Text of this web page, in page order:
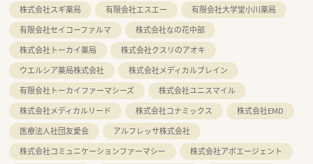
株式会社スギ薬局
有限会社エスエー
有限会社大学堂小川薬局
有限会社セイコーファルマ
株式会社なの花中部
株式会社トーカイ薬局
株式会社クスリのアオキ
ウエルシア薬局株式会社
株式会社メディカルブレイン
有限会社トーカイファーマシーズ
株式会社ユニスマイル
株式会社メディカルリード
株式会社コナミックス
株式会社EMD
医療法人社団友愛会
アルフレッサ株式会社
株式会社コミュニケーションファーマシー
株式会社アポエージェント